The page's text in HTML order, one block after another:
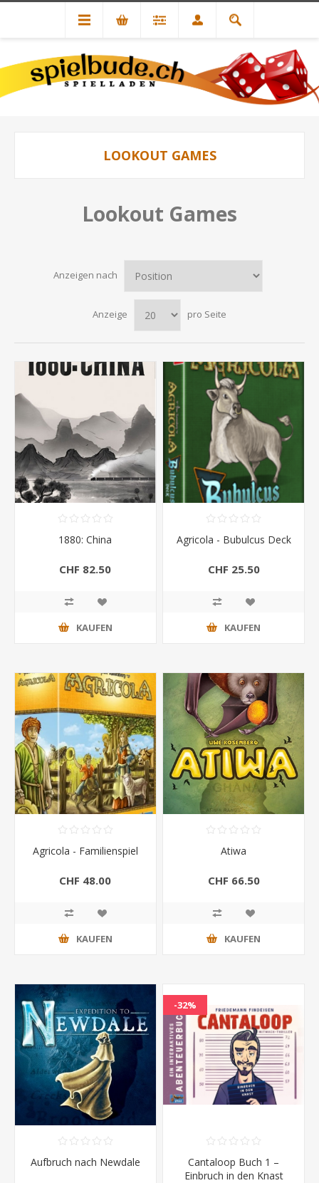
LOOKOUT GAMES
Lookout Games
Anzeigen nach
Anzeige pro Seite
1880: China
CHF 82.50
KAUFEN
Agricola - Bubulcus Deck
CHF 25.50
KAUFEN
Agricola - Familienspiel
CHF 48.00
KAUFEN
Atiwa
CHF 66.50
KAUFEN
Aufbruch nach Newdale
-32%
Cantaloop Buch 1 –
Einbruch in den Knast